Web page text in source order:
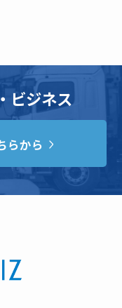
ビジネス
らから